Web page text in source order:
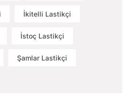
İkitelli Lastikçi
İstoç Lastikçi
Şamlar Lastikçi